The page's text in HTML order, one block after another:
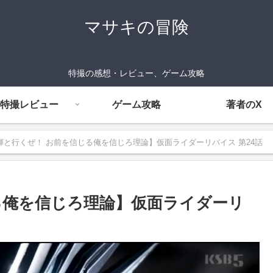
マサキの冒険
特撮の感想・レビュー、ゲーム攻略
特撮レビュー ゲーム攻略 著者のX
と行くぜ！ お前を信じる俺を信じろ理論】仮面ライダーリバイス 第24話
を信じろ理論】仮面ライダーリ